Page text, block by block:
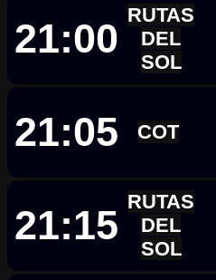
21:00
RUTAS
DEL
SOL
21:05 COT
21:15
RUTAS
DEL
SOL